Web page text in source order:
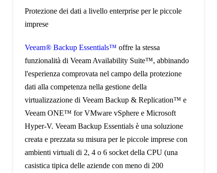
Protezione dei dati a livello enterprise per le piccole
imprese
Veeam® Backup Essentials™ offre la stessa
funzionalità di Veeam Availability Suite™, abbinando
l'esperienza comprovata nel campo della protezione
dati alla competenza nella gestione della
virtualizzazione di Veeam Backup & Replication™ e
Veeam ONE™ for VMware vSphere e Microsoft
Hyper-V. Veeam Backup Essentials è una soluzione
creata e prezzata su misura per le piccole imprese con
ambienti virtuali di 2, 4 o 6 socket della CPU (una
casistica tipica delle aziende con meno di 200